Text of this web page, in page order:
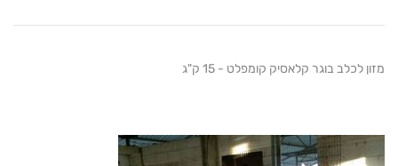
בוגר קלאסיק קומפלט - 15 ק"ג